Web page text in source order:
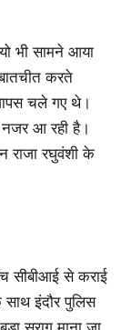
भी सामने आया
करते
चले गए थे।
आ रही है।
राजा रघुवंशी के
सीबीआई से कराई
इंदौर पुलिस